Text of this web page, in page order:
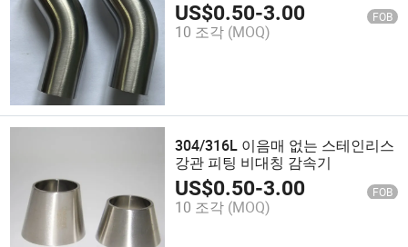
US$0.50-3.00 FOB
10 조각 (MOQ)
304/316L 이음매 없는 스테인리스
강관 피팅 비대칭 감속기
US$0.50-3.00 FOB
10 조각 (MOQ)